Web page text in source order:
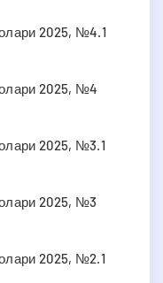
2025, №4.1
2025, №4
2025, №3.1
2025, №3
2025, №2.1